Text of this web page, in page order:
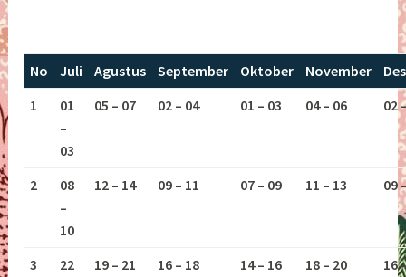
No Juli Agustus September Oktober November
1
01
–
03
05 – 07 02 – 04 01 – 03 04 – 06 02
2
08
–
10
12 – 14 09 – 11 07 – 09 11 – 13 09
3
22
19 – 21 16 – 18 14 – 16 18 – 20 16